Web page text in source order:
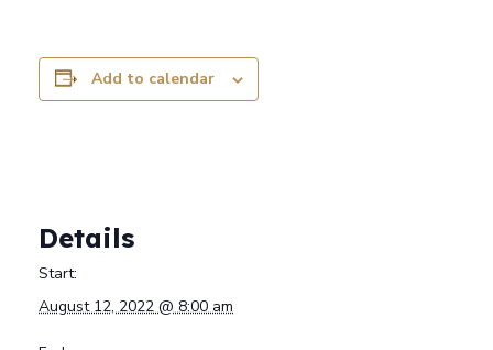
Add to calendar
Details
Start:
August 12, 2022 @ 8:00 am